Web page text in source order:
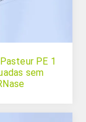
PE 1
sem